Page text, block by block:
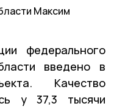
Максим
федерального
введено в
Качество
у 37,3 тысячи